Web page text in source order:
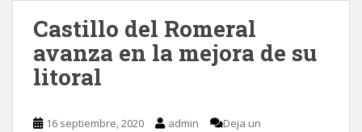
Castillo del Romeral
avanza en la mejora de su
litoral
16 septiembre, 2020 admin
Deja un